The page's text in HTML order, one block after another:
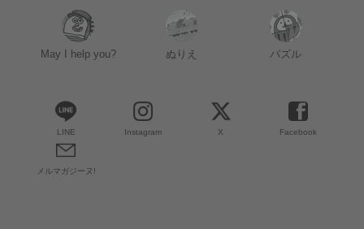
May I help you? ぬりえ パズル
LINE Instagram X Facebook
メルマガジーヌ!